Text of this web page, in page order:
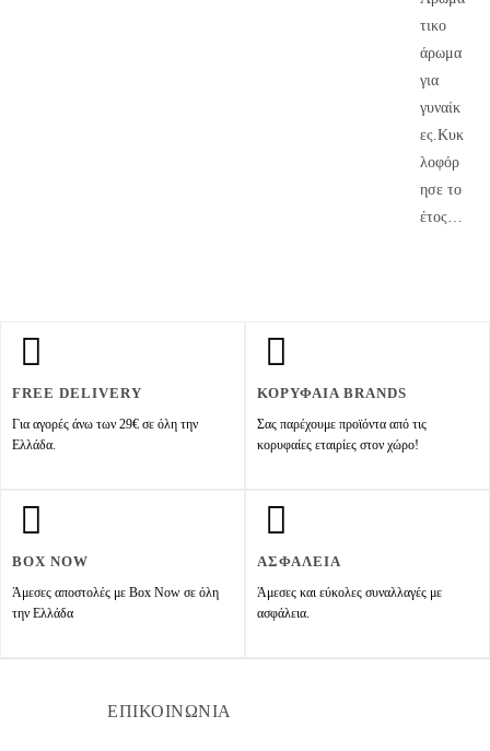
τικο
άρωμα
για
γυναίκ
ες.Κυκ
λοφόρ
ησε το
έτος…
FREE DELIVERY
Για αγορές άνω των 29€ σε όλη την
Ελλάδα.
ΚΟΡΥΦΑΙΑ BRANDS
Σας παρέχουμε προϊόντα από τις
κορυφαίες εταιρίες στον χώρο!
BOX NOW
Άμεσες αποστολές με Box Now σε όλη
την Ελλάδα
ΑΣΦΑΛΕΙΑ
Άμεσες και εύκολες συναλλαγές με
ασφάλεια.
ΕΠΙΚΟΙΝΩΝΙΑ